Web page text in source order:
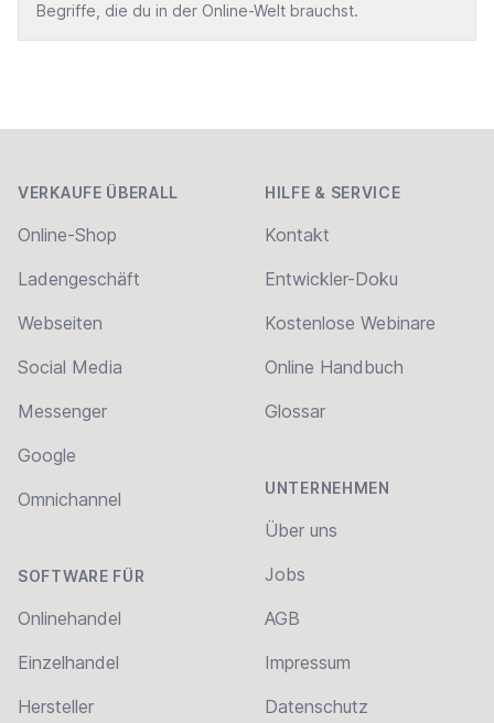
Begriffe, die du in der Online-Welt brauchst.
VERKAUFE ÜBERALL
Online-Shop
Ladengeschäft
Webseiten
Social Media
Messenger
Google
Omnichannel
SOFTWARE FÜR
Onlinehandel
Einzelhandel
Hersteller
HILFE & SERVICE
Kontakt
Entwickler-Doku
Kostenlose Webinare
Online Handbuch
Glossar
UNTERNEHMEN
Über uns
Jobs
AGB
Impressum
Datenschutz